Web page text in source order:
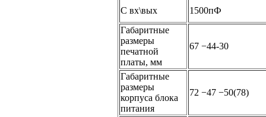
С вх\вых
1500пФ
Габаритные
размеры
печатной
платы, мм
67 −44-30
Габаритные
размеры
корпуса блока
питания
72 −47 −50(78)